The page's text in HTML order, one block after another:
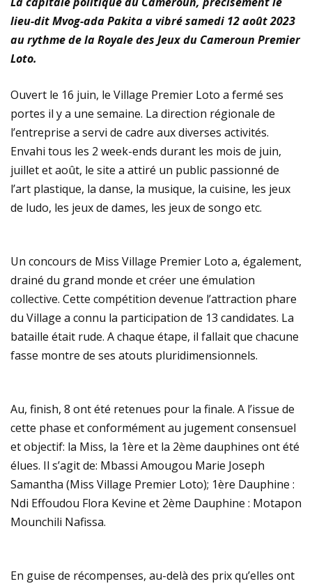
plastiques
Immersion au cœur de la transition écologique : La
le maintien strict du Cap 30% R-PET au 1er décembre
2026
Tournoi de la Paix 2026 – Match d’ouverture :
rencontre féminine exceptionnelle !
lieu-dit Mvog-ada Pakita a vibré samedi 12 août 2023
au rythme de la Royale des Jeux du Cameroun Premier
Loto.
Ouvert le 16 juin, le Village Premier Loto a fermé ses
portes il y a une semaine. La direction régionale de
l’entreprise a servi de cadre aux diverses activités.
Envahi tous les 2 week-ends durant les mois de juin,
juillet et août, le site a attiré un public passionné de
l’art plastique, la danse, la musique, la cuisine, les jeux
de ludo, les jeux de dames, les jeux de songo etc.
Un concours de Miss Village Premier Loto a, également,
drainé du grand monde et créer une émulation
collective. Cette compétition devenue l’attraction phare
du Village a connu la participation de 13 candidates. La
bataille était rude. A chaque étape, il fallait que chacune
fasse montre de ses atouts pluridimensionnels.
Au, finish, 8 ont été retenues pour la finale. A l’issue de
cette phase et conformément au jugement consensuel
et objectif: la Miss, la 1ère et la 2ème dauphines ont été
élues. Il s’agit de: Mbassi Amougou Marie Joseph
Samantha (Miss Village Premier Loto); 1ère Dauphine :
Ndi Effoudou Flora Kevine et 2ème Dauphine : Motapon
Mounchili Nafissa.
En guise de récompenses, au-delà des prix qu’elles ont